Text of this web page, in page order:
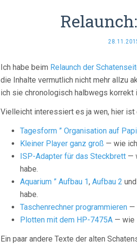
Ich habe beim Relaunch der
die Inhalte vermutlich nicht mehr allzu
ich sie chronologisch halbwegs korrekt
Vielleicht interessiert es ja wen, hier ist
Tagesform ” Organisation auf
Kleiner Player ganz groß — wie
ISP-Adapter für das Steckbrett —
habe.
Aquarium ” Aufbau 1, Aufbau 2 und
habe.
Taschenrechner programmieren —
Plotten mit dem HP-7475A — wie
Ein paar andere Texte der alten